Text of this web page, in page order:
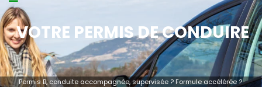
VOTRE PERMIS DE CONDUIRE
Permis B, conduite accompagnée, supervisée ? Formule accélérée ?